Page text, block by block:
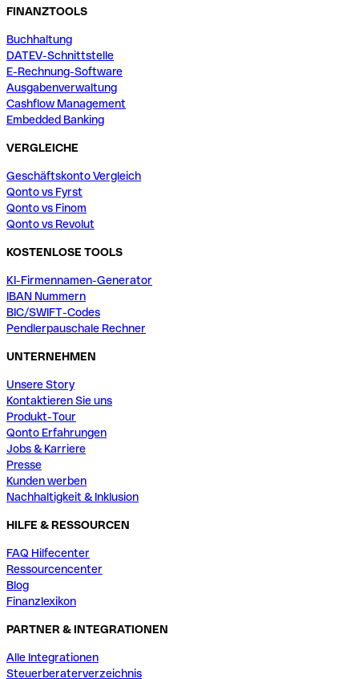
FINANZTOOLS
Buchhaltung
DATEV-Schnittstelle
E-Rechnung-Software
Ausgabenverwaltung
Cashflow Management
Embedded Banking
VERGLEICHE
Geschäftskonto Vergleich
Qonto vs Fyrst
Qonto vs Finom
Qonto vs Revolut
KOSTENLOSE TOOLS
KI-Firmennamen-Generator
IBAN Nummern
BIC/SWIFT-Codes
Pendlerpauschale Rechner
UNTERNEHMEN
Unsere Story
Kontaktieren Sie uns
Produkt-Tour
Qonto Erfahrungen
Jobs & Karriere
Presse
Kunden werben
Nachhaltigkeit & Inklusion
HILFE & RESSOURCEN
FAQ Hilfecenter
Ressourcencenter
Blog
Finanzlexikon
PARTNER & INTEGRATIONEN
Alle Integrationen
Steuerberaterverzeichnis